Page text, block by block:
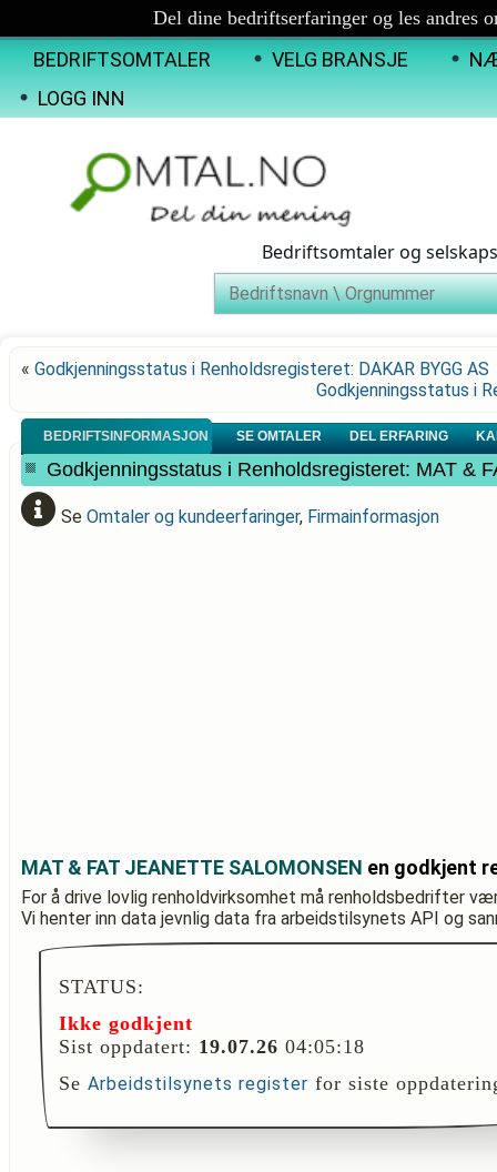
Del dine bedriftserfaringer og les andres
BEDRIFTSOMTALER VELG BRANSJE
LOGG INN
Bedriftsomtaler og
« Godkjenningsstatus i Renholdsregisteret: DAKAR BYGG AS
Godkjenningsstatus i
BEDRIFTSINFORMASJON SE OMTALER DEL ERFARING
Godkjenningsstatus i Renholdsregisteret: MAT &
Se Omtaler og kundeerfaringer, Firmainformasjon
MAT & FAT JEANETTE SALOMONSEN en godkjent
For å drive lovlig renholdvirksomhet må renholdsbedrifter
Vi henter inn data jevnlig data fra arbeidstilsynets API og
STATUS:
Ikke godkjent
Sist oppdatert: 19.07.26 04:05:18
Se Arbeidstilsynets register for siste